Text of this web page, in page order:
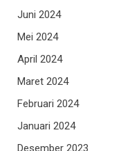
Juni 2024
Mei 2024
April 2024
Maret 2024
Februari 2024
Januari 2024
Desember 2023